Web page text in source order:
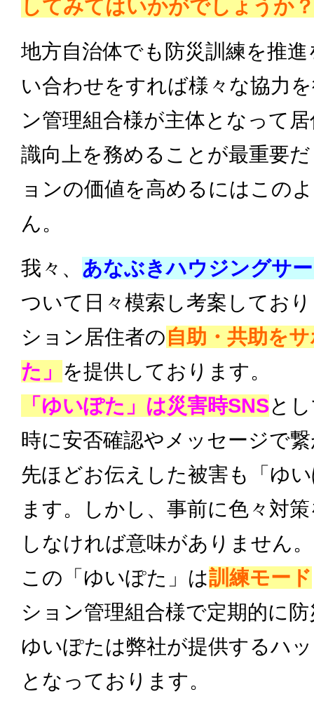
してみてはいかがでしょうか？
地方自治体でも防災訓練を推
い合わせをすれば様々な協力
ン管理組合様が主体となって
識向上を務めることが最重要
ョンの価値を高めるにはこの
ん。
我々、 あなぶきハウジングサ
ついて日々模索し考案してお
ション居住者の自助・共助を
た」 を提供しております。
「ゆいぽた」は災害時SNSと
時に安否確認やメッセージで
先ほどお伝えした被害も「ゆ
ます。しかし、事前に色々対
しなければ意味がありません。
この「ゆいぽた」は訓練モード
ション管理組合様で定期的に
ゆいぽたは弊社が提供するハ
となっております。